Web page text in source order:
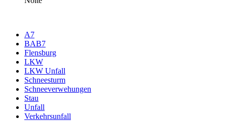
A7
BAB7
Flensburg
LKW
LKW Unfall
Schneesturm
Schneeverwehungen
Stau
Unfall
Verkehrsunfall